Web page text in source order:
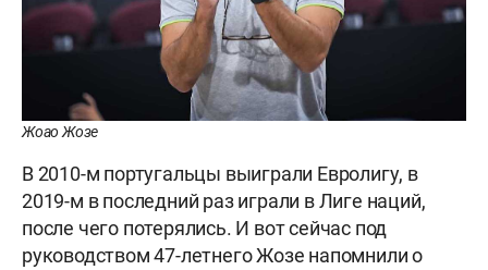
Жоао Жозе
В 2010-м португальцы выиграли Евролигу, в
2019-м в последний раз играли в Лиге наций,
после чего потерялись. И вот сейчас под
руководством 47-летнего Жозе напомнили о